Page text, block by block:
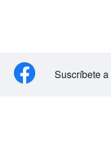
Suscríbete a